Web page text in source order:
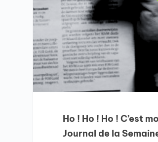
Ho ! Ho ! Ho ! C’est
Journal de la